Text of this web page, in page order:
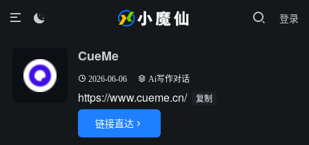
登录

CueMe
2026-06-06 Ai写作对话
https://www.cueme.cn/ 复制
链接直达 